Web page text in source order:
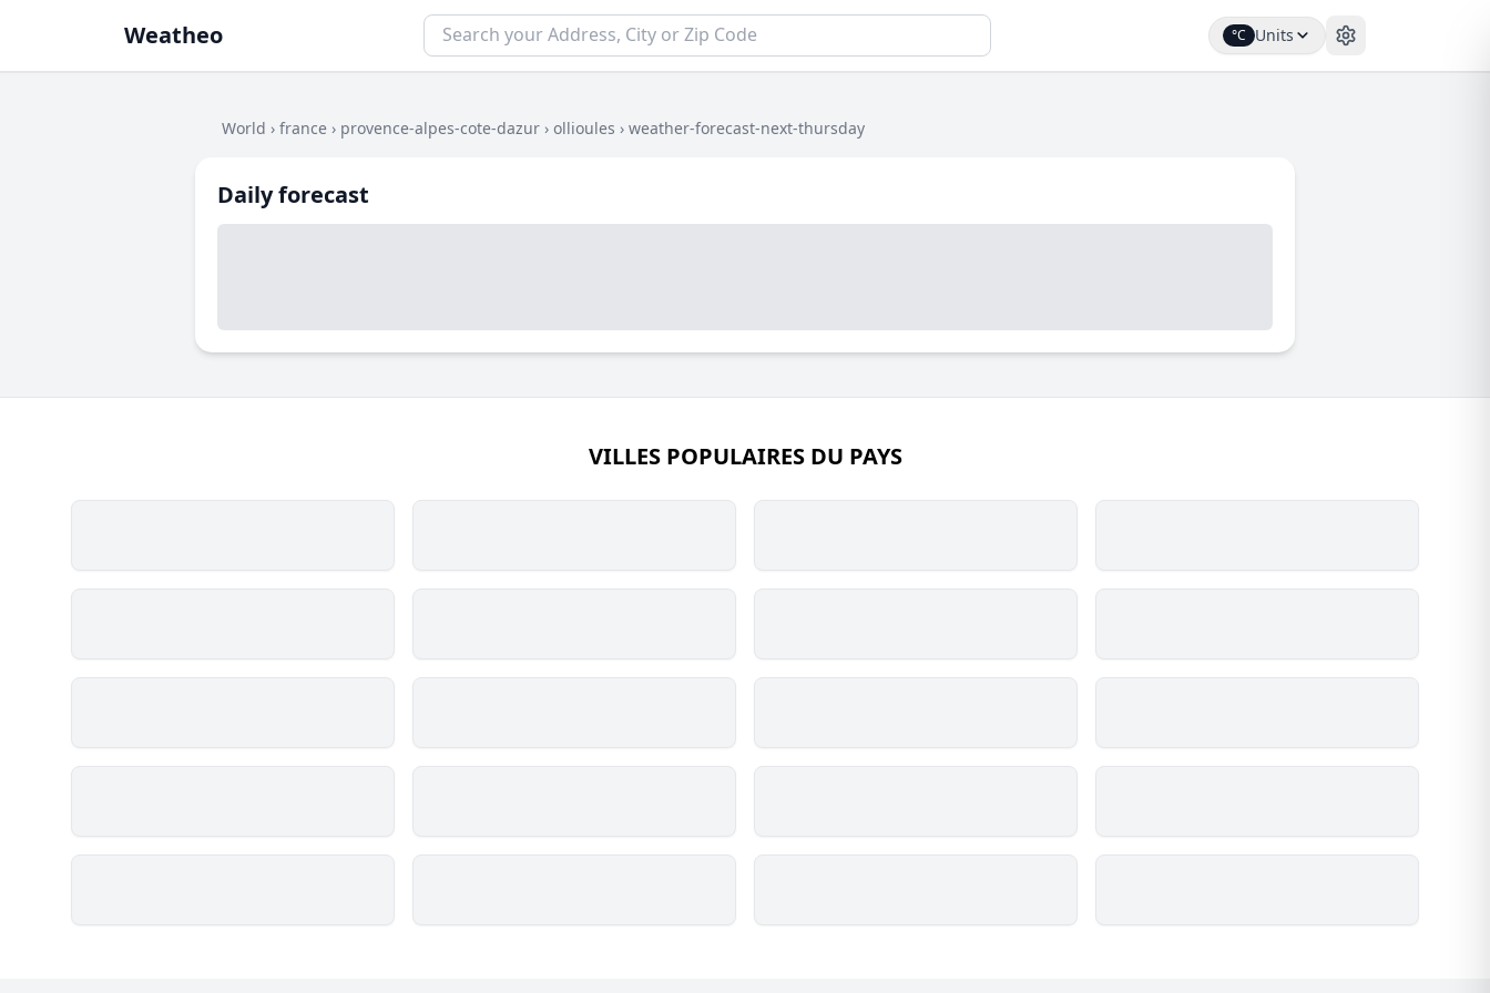
Weatheo °C Units
World › france › provence-alpes-cote-dazur › ollioules › weather-forecast-next-thursday
Daily forecast
VILLES POPULAIRES DU PAYS